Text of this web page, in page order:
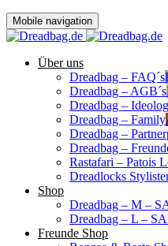
Mobile navigation
Über uns
Dreadbag – FAQ´s
Dreadbag – AGB´s
Dreadbag –
Dreadbag – Family
Dreadbag –
Dreadbag –
Rastafari – Patois
Dreadlocks
Shop
Dreadbag – M –
Dreadbag – L –
Freunde Shop